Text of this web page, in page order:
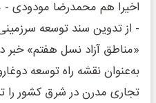
اخیرا هم محمدرضا مودودی -
- از تدوین سند توسعه
«مناطق آزاد نسل هفتم» خبر
به‌عنوان نقشه راه توسعه
تجاری مدرن در شرق کشور را